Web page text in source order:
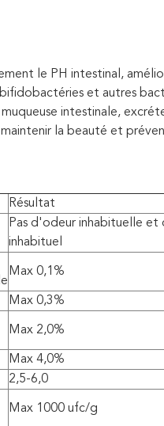
le PH intestinal,
et autres
intestinale,
la beauté et
Résultat
Pas d'odeur inhabituelle et
inhabituel
Max 0,1%
Max 0,3%
Max 2,0%
Max 4,0%
2,5-6,0
Max 1000 ufc/g